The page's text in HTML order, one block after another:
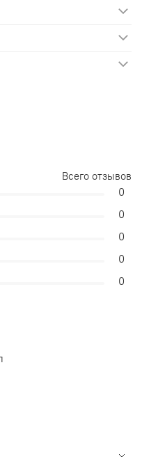
Всего отзывов
0
0
0
0
0